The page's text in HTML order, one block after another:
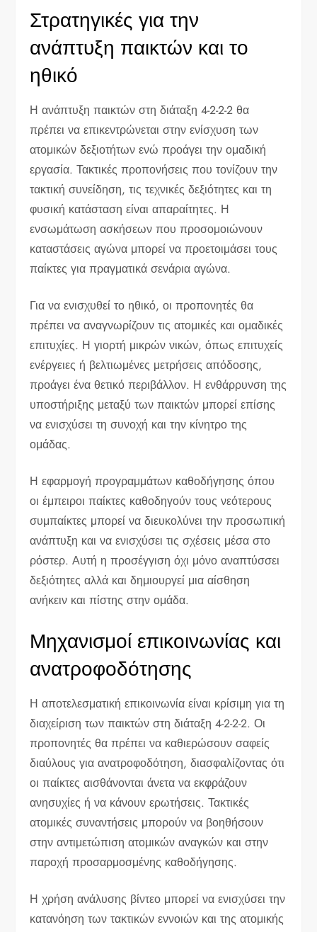
Στρατηγικές για την
ανάπτυξη παικτών και το
ηθικό
Η ανάπτυξη παικτών στη διάταξη 4-2-2-2 θα
πρέπει να επικεντρώνεται στην ενίσχυση των
ατομικών δεξιοτήτων ενώ προάγει την ομαδική
εργασία. Τακτικές προπονήσεις που τονίζουν την
τακτική συνείδηση, τις τεχνικές δεξιότητες και τη
φυσική κατάσταση είναι απαραίτητες. Η
ενσωμάτωση ασκήσεων που προσομοιώνουν
καταστάσεις αγώνα μπορεί να προετοιμάσει τους
παίκτες για πραγματικά σενάρια αγώνα.
Για να ενισχυθεί το ηθικό, οι προπονητές θα
πρέπει να αναγνωρίζουν τις ατομικές και ομαδικές
επιτυχίες. Η γιορτή μικρών νικών, όπως επιτυχείς
ενέργειες ή βελτιωμένες μετρήσεις απόδοσης,
προάγει ένα θετικό περιβάλλον. Η ενθάρρυνση της
υποστήριξης μεταξύ των παικτών μπορεί επίσης
να ενισχύσει τη συνοχή και την κίνητρο της
ομάδας.
Η εφαρμογή προγραμμάτων καθοδήγησης όπου
οι έμπειροι παίκτες καθοδηγούν τους νεότερους
συμπαίκτες μπορεί να διευκολύνει την προσωπική
ανάπτυξη και να ενισχύσει τις σχέσεις μέσα στο
ρόστερ. Αυτή η προσέγγιση όχι μόνο αναπτύσσει
δεξιότητες αλλά και δημιουργεί μια αίσθηση
ανήκειν και πίστης στην ομάδα.
Μηχανισμοί επικοινωνίας και
ανατροφοδότησης
Η αποτελεσματική επικοινωνία είναι κρίσιμη για τη
διαχείριση των παικτών στη διάταξη 4-2-2-2. Οι
προπονητές θα πρέπει να καθιερώσουν σαφείς
διαύλους για ανατροφοδότηση, διασφαλίζοντας ότι
οι παίκτες αισθάνονται άνετα να εκφράζουν
ανησυχίες ή να κάνουν ερωτήσεις. Τακτικές
ατομικές συναντήσεις μπορούν να βοηθήσουν
στην αντιμετώπιση ατομικών αναγκών και στην
παροχή προσαρμοσμένης καθοδήγησης.
Η χρήση ανάλυσης βίντεο μπορεί να ενισχύσει την
κατανόηση των τακτικών εννοιών και της ατομικής